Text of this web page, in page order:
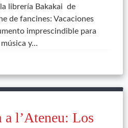
librería Bakakai de
de fancines: Vacaciones
imprescindible para
música y…
l’Ateneu: Los